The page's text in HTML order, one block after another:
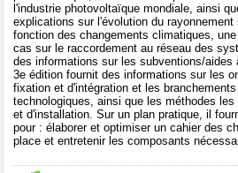
l'industrie photovoltaïque mondiale, ainsi
explications sur l'évolution du rayonnement
fonction des changements climatiques,
cas sur le raccordement au réseau des
des informations sur les subventions/aides
3e édition fournit des informations sur les
fixation et d'intégration et les
technologiques, ainsi que les méthodes
et d'installation. Sur un plan pratique, il
pour : élaborer et optimiser un cahier des
place et entretenir les composants